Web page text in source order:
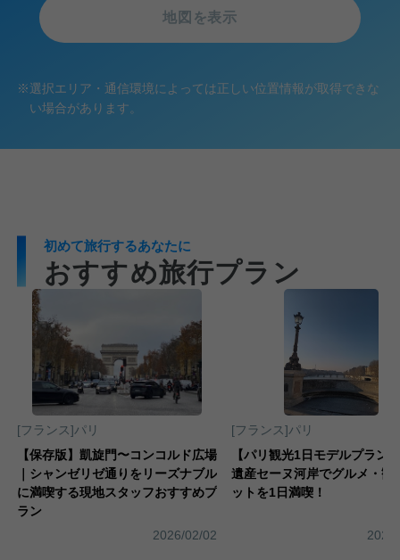
地図を表示
※選択エリア・通信環境によっては正しい位置情報が取得できな
い場合があります。
初めて旅行するあなたに
おすすめ旅行プラン
【保存版】凱旋門〜コンコルド広場
｜シャンゼリゼ通りをリーズナブル
に満喫する現地スタッフおすすめプ
ラン
[フランス]パリ
2026/02/02
【パリ観光1日モデルプラン
遺産セーヌ河岸でグルメ・観
ットを1日満喫！
[フランス]パリ